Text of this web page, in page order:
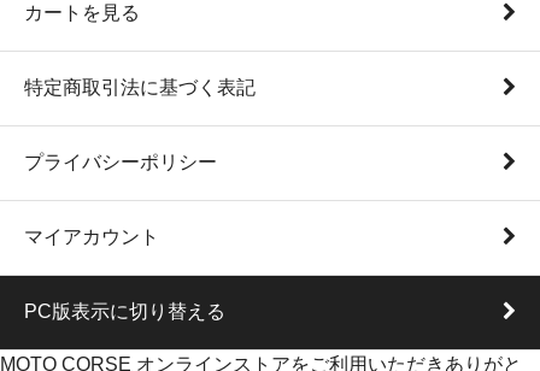
カートを見る
特定商取引法に基づく表記
プライバシーポリシー
マイアカウント
PC版表示に切り替える
MOTO CORSE オンラインストアをご利用いただきありがと